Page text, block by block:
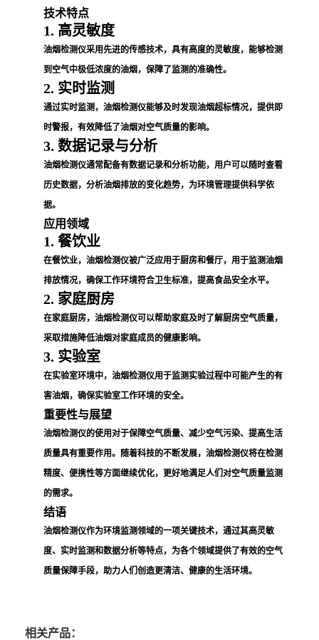
技术特点
1. 高灵敏度
油烟检测仪采用先进的传感技术，具有高度的灵敏度，能够检测
到空气中极低浓度的油烟，保障了监测的准确性。
2. 实时监测
通过实时监测，油烟检测仪能够及时发现油烟超标情况，提供即
时警报，有效降低了油烟对空气质量的影响。
3. 数据记录与分析
油烟检测仪通常配备有数据记录和分析功能，用户可以随时查看
历史数据，分析油烟排放的变化趋势，为环境管理提供科学依
据。
应用领域
1. 餐饮业
在餐饮业，油烟检测仪被广泛应用于厨房和餐厅，用于监测油烟
排放情况，确保工作环境符合卫生标准，提高食品安全水平。
2. 家庭厨房
在家庭厨房，油烟检测仪可以帮助家庭及时了解厨房空气质量，
采取措施降低油烟对家庭成员的健康影响。
3. 实验室
在实验室环境中，油烟检测仪用于监测实验过程中可能产生的有
害油烟，确保实验室工作环境的安全。
重要性与展望
油烟检测仪的使用对于保障空气质量、减少空气污染、提高生活
质量具有重要作用。随着科技的不断发展，油烟检测仪将在检测
精度、便携性等方面继续优化，更好地满足人们对空气质量监测
的需求。
结语
油烟检测仪作为环境监测领域的一项关键技术，通过其高灵敏
度、实时监测和数据分析等特点，为各个领域提供了有效的空气
质量保障手段，助力人们创造更清洁、健康的生活环境。
相关产品：